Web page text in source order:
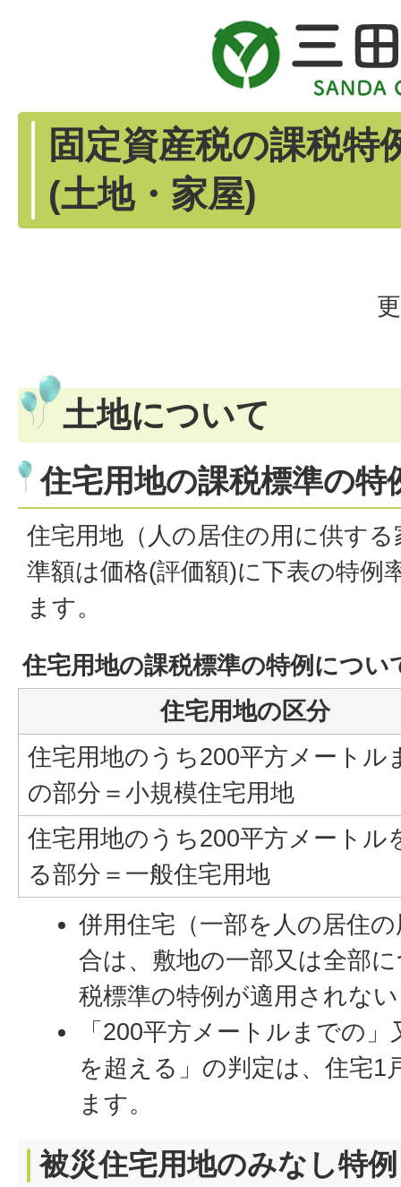
固定資産税の課税特
(土地・家屋)
土地について
住宅用地の課税標準の特
住宅用地（人の居住の用に供す
準額は価格(評価額)に下表の特例
ます。
住宅用地の課税標準の特例につい
住宅用地の区分
住宅用地のうち200平方メートル
の部分＝小規模住宅用地
住宅用地のうち200平方メートル
る部分＝一般住宅用地
併用住宅（一部を人の居住
合は、敷地の一部又は全部
税標準の特例が適用されな
「200平方メートルまでの
を超える」の判定は、住宅1
ます。
被災住宅用地のみなし特例